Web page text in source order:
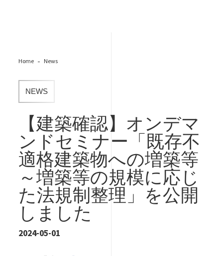
Home News
NEWS
【建築確認】オンデマ
ンドセミナー「既存不
適格建築物への増築等
～増築等の規模に応じ
た法規制整理」を公開
しました
2024-05-01